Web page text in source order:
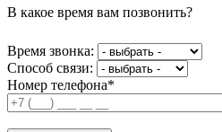
В какое время вам позвонить?
Время звонка:
Способ связи:
Номер телефона*